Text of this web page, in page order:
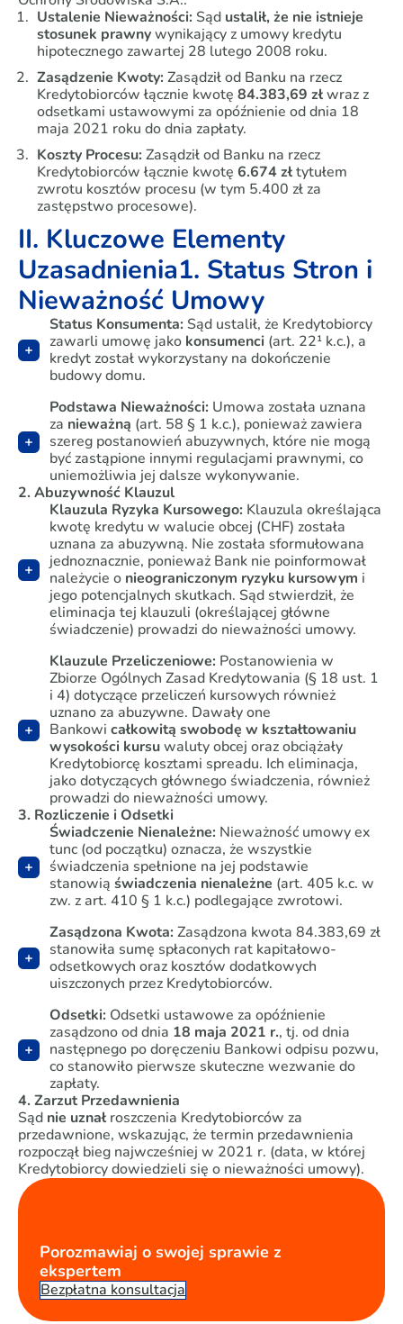
Ustalenie Nieważności: Sąd ustalił, że nie istnieje
stosunek prawnywynikający z umowy kredytu
hipotecznego zawartej 28 lutego 2008 roku.
Zasądzenie Kwoty: Zasądził od Banku na rzecz
Kredytobiorców łącznie kwotę 84.383,69 złwraz z
odsetkami ustawowymi za opóźnienie od dnia 18
maja 2021 roku do dnia zapłaty.
Koszty Procesu: Zasądził od Banku na rzecz
Kredytobiorców łącznie kwotę 6.674 złtytułem
zwrotu kosztów procesu (w tym 5.400 zł za
zastępstwo procesowe).
II. Kluczowe Elementy
Uzasadnienia1. Status Stron i
Nieważność Umowy
Status Konsumenta: Sąd ustalił, że Kredytobiorcy
zawarli umowę jako konsumenci (art. 22¹ k.c.), a
kredyt został wykorzystany na dokończenie
budowy domu.
Podstawa Nieważności: Umowa została uznana
za nieważną (art. 58 § 1 k.c.), ponieważ zawiera
szereg postanowień abuzywnych, które nie mogą
być zastąpione innymi regulacjami prawnymi, co
uniemożliwia jej dalsze wykonywanie.
2. Abuzywność Klauzul
Klauzula Ryzyka Kursowego: Klauzula określająca
kwotę kredytu w walucie obcej (CHF) została
uznana za abuzywną. Nie została sformułowana
jednoznacznie, ponieważ Bank nie poinformował
należycie o nieograniczonym ryzyku kursowym i
jego potencjalnych skutkach. Sąd stwierdził, że
eliminacja tej klauzuli (określającej główne
świadczenie) prowadzi do nieważności umowy.
Klauzule Przeliczeniowe: Postanowienia w
Zbiorze Ogólnych Zasad Kredytowania (§ 18 ust. 1
i 4) dotyczące przeliczeń kursowych również
uznano za abuzywne. Dawały one
Bankowicałkowitą swobodę w kształtowaniu
wysokości kursuwaluty obcej oraz obciążały
Kredytobiorcę kosztami spreadu. Ich eliminacja,
jako dotyczących głównego świadczenia, również
prowadzi do nieważności umowy.
3. Rozliczenie i Odsetki
Świadczenie Nienależne: Nieważność umowyex
tunc (od początku) oznacza, że wszystkie
świadczenia spełnione na jej podstawie
stanowiąświadczenia nienależne (art. 405 k.c. w
zw. z art. 410 § 1 k.c.) podlegające zwrotowi.
Zasądzona Kwota: Zasądzona kwota 84.383,69 zł
stanowiła sumę spłaconych rat kapitałowo-
odsetkowych oraz kosztów dodatkowych
uiszczonych przez Kredytobiorców.
Odsetki: Odsetki ustawowe za opóźnienie
zasądzono od dnia 18 maja 2021 r., tj. od dnia
następnego po doręczeniu Bankowi odpisu pozwu,
co stanowiło pierwsze skuteczne wezwanie do
zapłaty.
4. Zarzut Przedawnienia
Sąd nie uznał roszczenia Kredytobiorców za
przedawnione, wskazując, że termin przedawnienia
rozpoczął bieg najwcześniej w 2021 r. (data, w której
Kredytobiorcy dowiedzieli się o nieważności umowy).
Porozmawiaj o swojej sprawie z
ekspertem
Bezpłatna konsultacja